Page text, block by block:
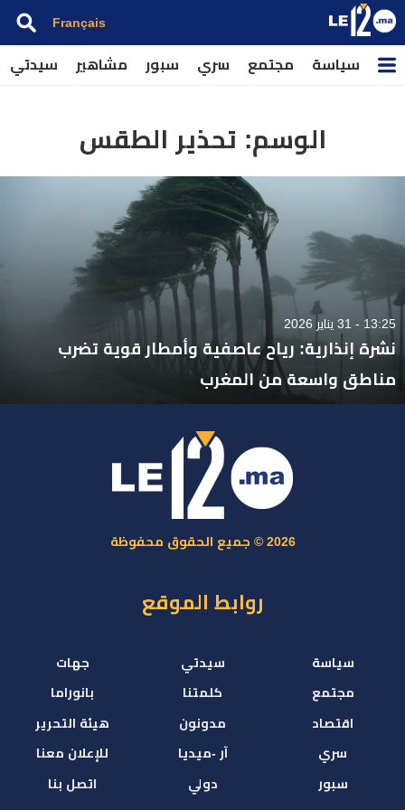
Français
سياسة مجتمع سري سبور مشاهير سيدتي
الوسم: تحذير الطقس
13:25 - 31 يناير 2026
نشرة إنذارية: رياح عاصفية وأمطار قوية تضرب
مناطق واسعة من المغرب
2026 © جميع الحقوق محفوظة
روابط الموقع
سياسة
مجتمع
اقتصاد
سري
سبور
سيدتي
كلمتنا
مدونون
آر -ميديا
دولي
جهات
بانوراما
هيئة التحرير
للإعلان معنا
اتصل بنا